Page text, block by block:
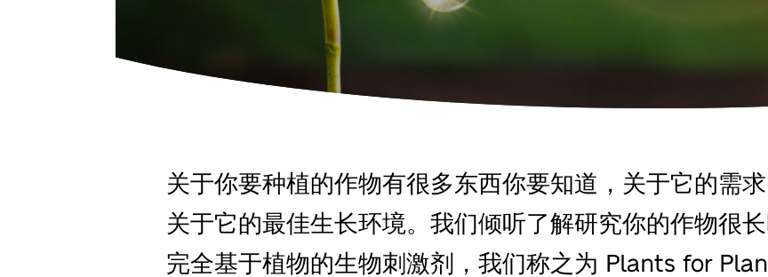
关于你要种植的作物有很多东西你要知道，关于它的需
关于它的最佳生长环境。我们倾听了解研究你的作物很
完全基于植物的生物刺激剂，我们称之为 Plants for